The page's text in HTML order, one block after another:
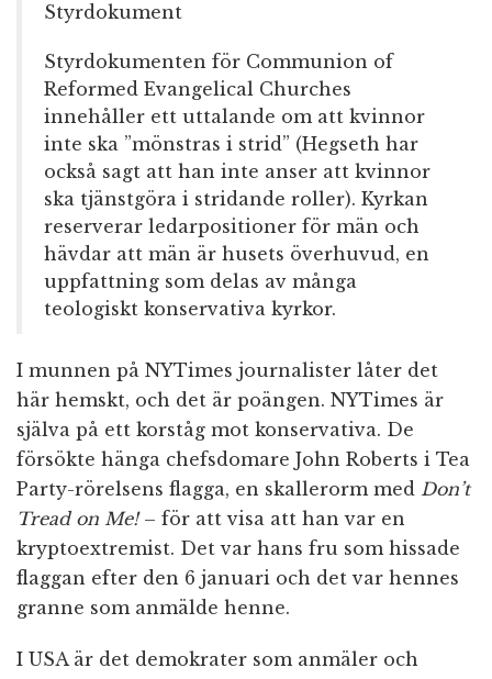
Styrdokument
Styrdokumenten för Communion of
Reformed Evangelical Churches
innehåller ett uttalande om att kvinnor
inte ska ”mönstras i strid” (Hegseth har
också sagt att han inte anser att kvinnor
ska tjänstgöra i stridande roller). Kyrkan
reserverar ledarpositioner för män och
hävdar att män är husets överhuvud, en
uppfattning som delas av många
teologiskt konservativa kyrkor.
I munnen på NYTimes journalister låter det
här hemskt, och det är poängen. NYTimes är
själva på ett korståg mot konservativa. De
försökte hänga chefsdomare John Roberts i Tea
Party-rörelsens flagga, en skallerorm med Don’t
Tread on Me!– för att visa att han var en
kryptoextremist. Det var hans fru som hissade
flaggan efter den 6 januari och det var hennes
granne som anmälde henne.
I USA är det demokrater som anmäler och